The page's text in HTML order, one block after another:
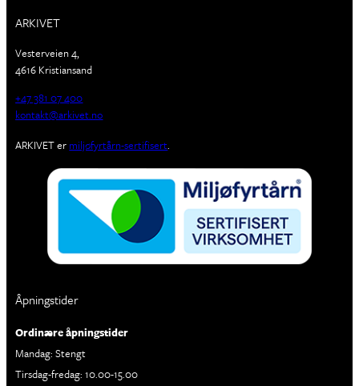
ARKIVET
Vesterveien 4,
4616 Kristiansand
+47 381 07 400
kontakt@arkivet.no
ARKIVET er miljøfyrtårn-sertifisert.
Åpningstider
Ordinære åpningstider
Mandag: Stengt
Tirsdag-fredag: 10.00-15.00